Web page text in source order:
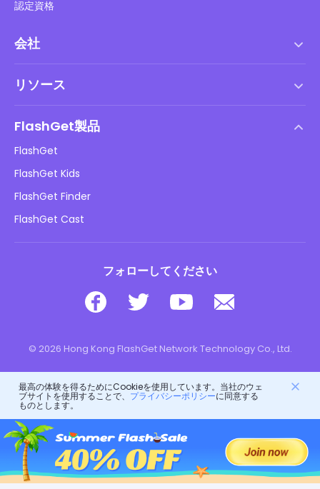
認定資格
会社
DMCAポリシー
プライバシーポリシー
広告ポリシー
私の情報を販売しないでください
リソース
子供のオンラインの安全性
ダウンロード
FlashGet製品
FlashGet
FlashGet Kids
FlashGet Finder
FlashGet Cast
フォローしてください
© 2026 Hong Kong FlashGet Network Technology Co., Ltd.
最高の体験を得るためにCookieを使用しています。当社のウェ
ブサイトを使用することで、 プライバシーポリシーに同意する
ものとします。